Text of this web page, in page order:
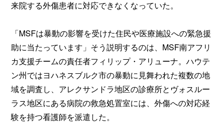
来院する外傷患者に対応できなくなっていた。
「MSFは暴動の影響を受けた住民や医療施設への緊急援
助に当たっています」そう説明するのは、MSF南アフリ
カ支援チームの責任者フィリップ・アリューナ。ハウテ
ン州ではヨハネスブルク市の暴動に見舞われた複数の地
域を調査し、アレクサンドラ地区の診療所とヴォスルー
ラス地区にある病院の救急処置室には、外傷への対応経
験を持つ看護師を派遣した。